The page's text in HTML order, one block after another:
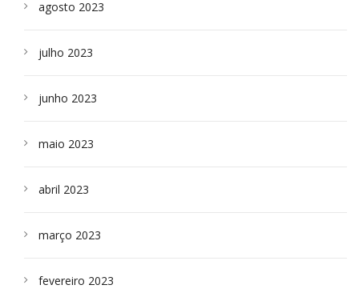
agosto 2023
julho 2023
junho 2023
maio 2023
abril 2023
março 2023
fevereiro 2023